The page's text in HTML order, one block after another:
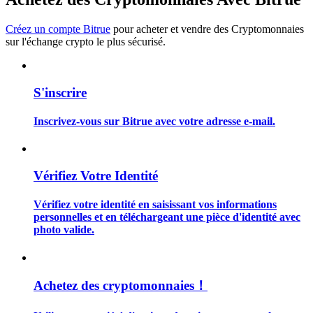
Créez un compte Bitrue pour acheter et vendre des Cryptomonnaies
sur l'échange crypto le plus sécurisé.
S'inscrire
Inscrivez-vous sur Bitrue avec votre adresse e-mail.
Vérifiez Votre Identité
Vérifiez votre identité en saisissant vos informations
personnelles et en téléchargeant une pièce d'identité avec
photo valide.
Achetez des cryptomonnaies！